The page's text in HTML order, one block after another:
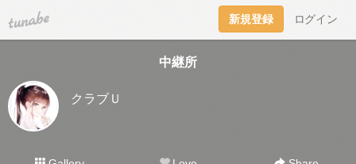
tuna.be 新規登録 ログイン
中継所
クラブＵ